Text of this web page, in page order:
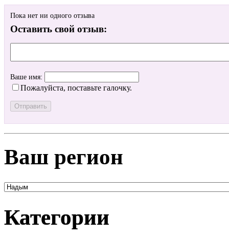
Пока нет ни одного отзыва
Оставить свой отзыв:
Ваше имя:
Пожалуйста, поставьте галочку.
Ваш регион
Категории